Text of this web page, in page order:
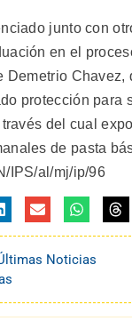
junto con
en el
Demetrio Chavez,
protección para
del cual
de pasta
IPS/al/mj/ip/96
Noticias